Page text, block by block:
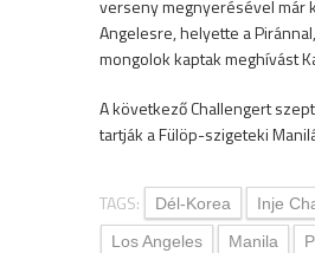
verseny megnyerésével már
Angelesre, helyette a
mongolok kaptak meghívást
A következő Challengert
tartják a Fülöp-szigeteki
TAGS: Dél-Korea
Inje
Los Angeles
Manila